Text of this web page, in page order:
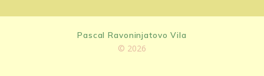
Pascal Ravoninjatovo Vila
© 2026